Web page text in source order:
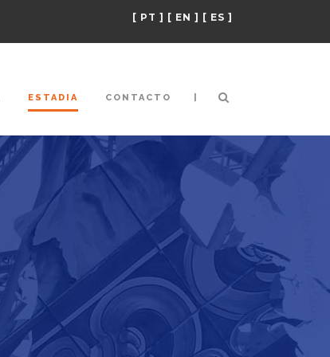
[ PT ] [ EN ] [ ES ]
ESTADIA CONTACTO |